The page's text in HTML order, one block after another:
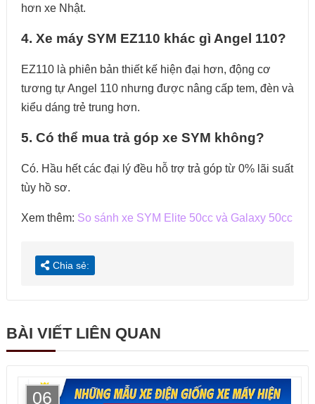
hơn xe Nhật.
4. Xe máy SYM EZ110 khác gì Angel 110?
EZ110 là phiên bản thiết kế hiện đại hơn, động cơ
tương tự Angel 110 nhưng được nâng cấp tem, đèn và
kiểu dáng trẻ trung hơn.
5. Có thể mua trả góp xe SYM không?
Có. Hầu hết các đại lý đều hỗ trợ trả góp từ 0% lãi suất
tùy hồ sơ.
Xem thêm: So sánh xe SYM Elite 50cc và Galaxy 50cc
Chia sẻ:
BÀI VIẾT LIÊN QUAN
06